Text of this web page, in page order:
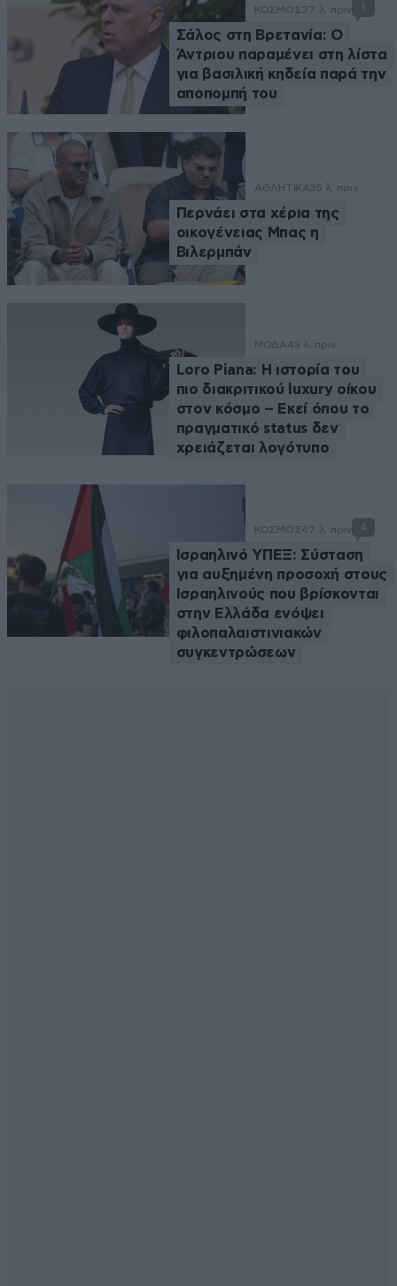
ΚΟΣΜΟΣ27 λ. πριν 1
Σάλος στη Βρετανία: Ο
Άντριου παραμένει στη λίστα
για βασιλική κηδεία παρά την
αποπομπή του
ΑΘΛΗΤΙΚΑ35 λ. πριν
Περνάει στα χέρια της
οικογένειας Μπας η
Βιλερμπάν
ΜΟΔΑ43 λ. πριν
Loro Piana: Η ιστορία του
πιο διακριτικού luxury οίκου
στον κόσμο – Εκεί όπου το
πραγματικό status δεν
χρειάζεται λογότυπο
ΚΟΣΜΟΣ47 λ. πριν 4
Ισραηλινό ΥΠΕΞ: Σύσταση
για αυξημένη προσοχή στους
Ισραηλινούς που βρίσκονται
στην Ελλάδα ενόψει
φιλοπαλαιστινιακών
συγκεντρώσεων